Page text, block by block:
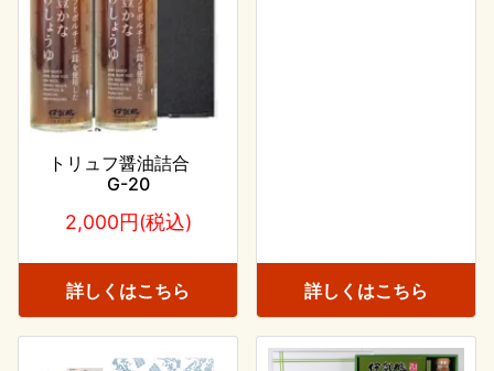
トリュフ醤油詰合
G-20
2,000円(税込)
詳しくはこちら 詳しくはこちら